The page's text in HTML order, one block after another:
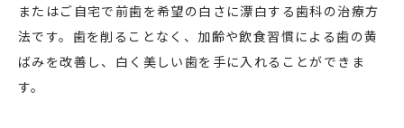
またはご自宅で前歯を希望の白さに漂白する歯科の治療方
法です。歯を削ることなく、加齢や飲食習慣による歯の黄
ばみを改善し、白く美しい歯を手に入れることができま
す。